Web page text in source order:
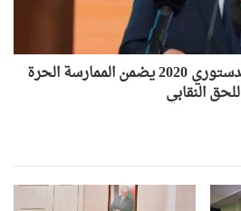
يوسف شرفة :التعديل الدستوري 2020 يضمن الممارسة الحرة
للحق النقابي